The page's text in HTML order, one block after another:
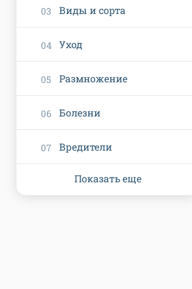
Виды и сорта
Уход
Размножение
Болезни
Вредители
Показать еще